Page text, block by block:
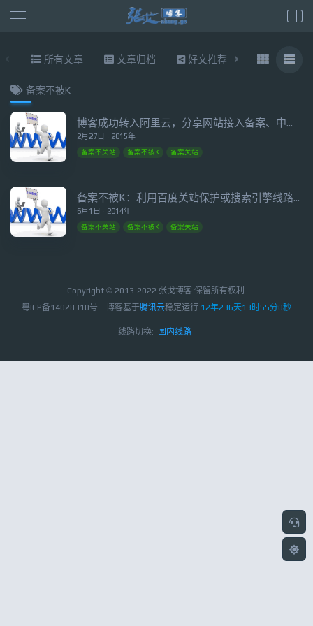
所有文章 文章归档 好文推荐 东拉西扯
备案不被K
2月27日 · 2015年
博客成功转入阿里云，分享网站接入备案、中途备案不关站技巧
备案不关站 备案不被K 备案关站
6月1日 · 2014年
备案不被K：利用百度关站保护或搜索引擎线路解析确保无痛备案
备案不关站 备案不被K 备案关站
Copyright © 2013-2022 张戈博客 保留所有权利.
粤ICP备14028310号
博客基于腾讯云稳定运行 12年236天13时55分0秒
线路切换: 国内线路